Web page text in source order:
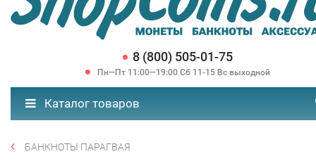
8 (800) 505-01-75
Пн—Пт 11:00—19:00 Сб 11-15 Вс выходной
Каталог товаров
БАНКНОТЫ ПАРАГВАЯ